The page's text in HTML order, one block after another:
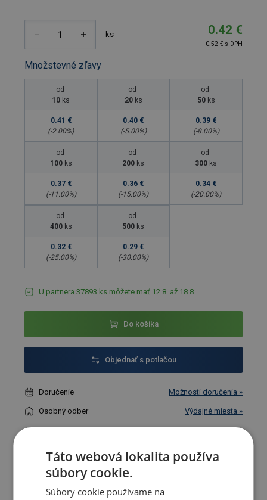
ks 0.42 €
0.52 € s DPH
Množstevné zľavy
od
10 ks
0.41 €
(-2.00%)
od
20 ks
0.40 €
(-5.00%)
od
50 ks
0.39 €
(-8.00%)
od
100 ks
0.37 €
(-11.00%)
od
200 ks
0.36 €
(-15.00%)
od
300 ks
0.34 €
(-20.00%)
od
400 ks
0.32 €
(-25.00%)
od
500 ks
0.29 €
(-30.00%)
U partnera 37893 ks môžete mať 12.8. až 18.8.
Do košíka
Objednať s potlačou
Doručenie Možnosti doručenia »
Osobný odber Výdajné miesta »
Možnosti potlače
Táto webová lokalita používa
súbory cookie.
Súbory cookie používame na